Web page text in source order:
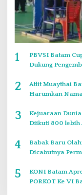
1
PBVSI Batam
Dukung
2
Atlit Muaythai
Harumkan
3
Kejuaraan
Diikuti 800 lebih
4
Babak Baru
Dicabutnya
5
KONI Batam
PORKOT Ke VI